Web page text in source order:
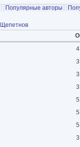
Популярные авторы
Щепетнов
4
3
3
3
5
5
5
3